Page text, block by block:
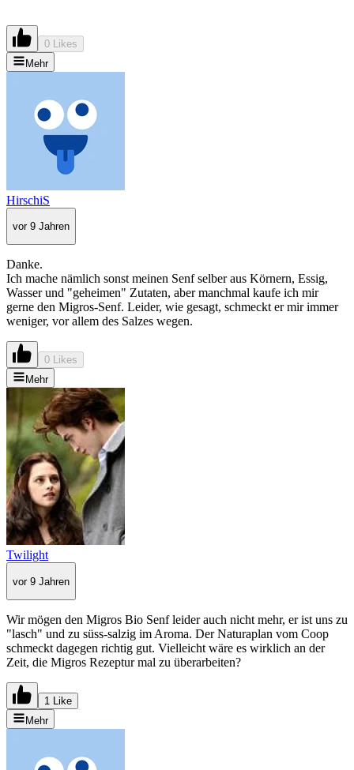
0 Likes
Mehr
HirschiS
vor 9 Jahren
Danke.
Ich mache nämlich sonst meinen Senf selber aus Körnern, Essig,
Wasser und "geheimen" Zutaten, aber manchmal kaufe ich mir
gerne den Migros-Senf. Leider, wie gesagt, schmeckt er mir immer
weniger, vor allem des Salzes wegen.
0 Likes
Mehr
Twilight
vor 9 Jahren
Wir mögen den Migros Bio Senf leider auch nicht mehr, er ist uns zu
"lasch" und zu süss-salzig im Aroma. Der Naturaplan vom Coop
schmeckt dagegen richtig gut. Vielleicht wäre es wirklich an der
Zeit, die Migros Rezeptur mal zu überarbeiten?
1 Like
Mehr